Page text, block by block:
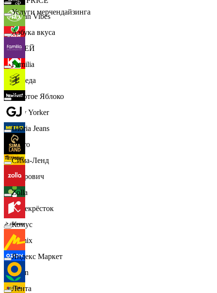
Urban Vibes
О'КЕЙ
Победа
New Yorker
Metro
Петрович
Перекрёсток
Demix
Ozon
Азбука вкуса
Familia
Золотое Яблоко
Gloria Jeans
Сима-Ленд
Zolla
Комус
Яндекс Маркет
Лента
Услуги мерчендайзинга